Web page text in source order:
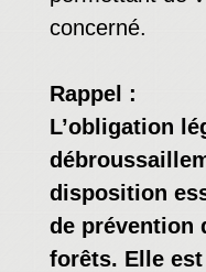
concerné.
Rappel :
L’obligation
disposition
de prévention
forêts. Elle